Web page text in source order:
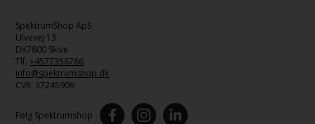
SpektrumShop ApS
Ulvevej 13
DK7800 Skive
Tlf. +4577358786
info@spektrumshop.dk
CVR: 37245909
Følg Spektrumshop